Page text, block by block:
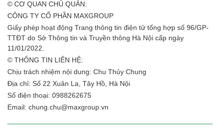
© CƠ QUAN CHỦ QUẢN:
CÔNG TY CỔ PHẦN MAXGROUP
Giấy phép hoạt động Trang thông tin điện tử tổng hợp số 96/GP-
TTĐT do Sở Thông tin và Truyền thông Hà Nội cấp ngày
11/01/2022.
© THÔNG TIN LIÊN HỆ:
Chịu trách nhiệm nội dung: Chu Thủy Chung
Địa chỉ: Số 22 Xuân La, Tây Hồ, Hà Nội
Số điện thoại: 0988262675
Email: chung.chu@maxgroup.vn